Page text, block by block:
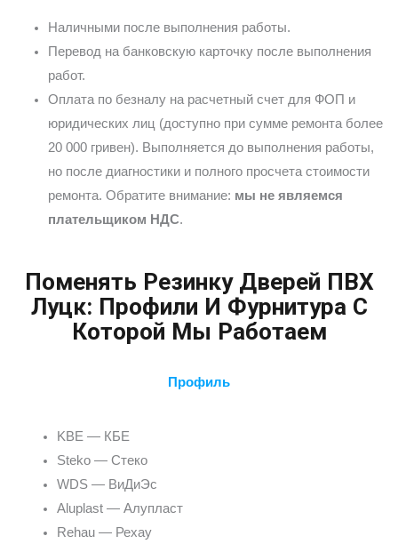
Наличными после выполнения работы.
Перевод на банковскую карточку после выполнения
работ.
Оплата по безналу на расчетный счет для ФОП и
юридических лиц (доступно при сумме ремонта более
20 000 гривен). Выполняется до выполнения работы,
но после диагностики и полного просчета стоимости
ремонта. Обратите внимание: мы не являемся
плательщиком НДС.
Поменять Резинку Дверей ПВХ
Луцк: Профили И Фурнитура С
Которой Мы Работаем
Профиль
KBE — КБЕ
Steko — Стеко
WDS — ВиДиЭс
Aluplast — Алупласт
Rehau — Рехау